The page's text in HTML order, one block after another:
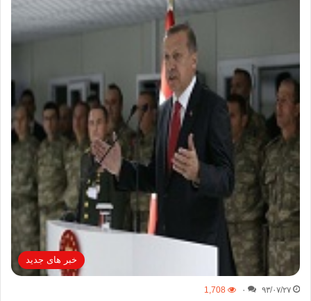
خبر های جدید
۹۳/۰۷/۲۷ ۰ 1,708